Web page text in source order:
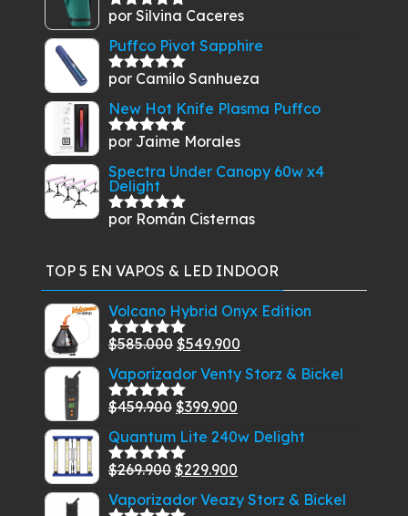
Valorado
por Silvina Caceres
Puffco Pivot Sapphire
Valorado
por Camilo Sanhueza
New Hot Knife Plasma Puffco
Valorado
por Jaime Morales
Spectra Under Canopy 60w x4
Delight
Valorado
por Román Cisternas
TOP 5 EN VAPOS & LED INDOOR
Volcano Hybrid Onyx Edition
Valorado
5
$585.000 El
precio
original
era:
$585.000.
$549.900
precio
$549.900.
Vaporizador Venty Storz & Bickel
Valorado
5
$459.900 El
precio
original
era:
$459.900.
$399.900
precio
es:
$399.900.
Quantum Lite 240w Delight
Valorado
5
$269.900 El
precio
$229.900
precio
Vaporizador Veazy Storz & Bickel